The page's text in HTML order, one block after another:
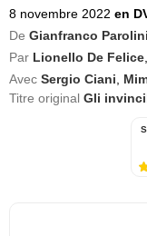
8 novembre 2022 en
De Gianfranco Parolini
Par Lionello De Felice
Avec Sergio Ciani
Titre original Gli